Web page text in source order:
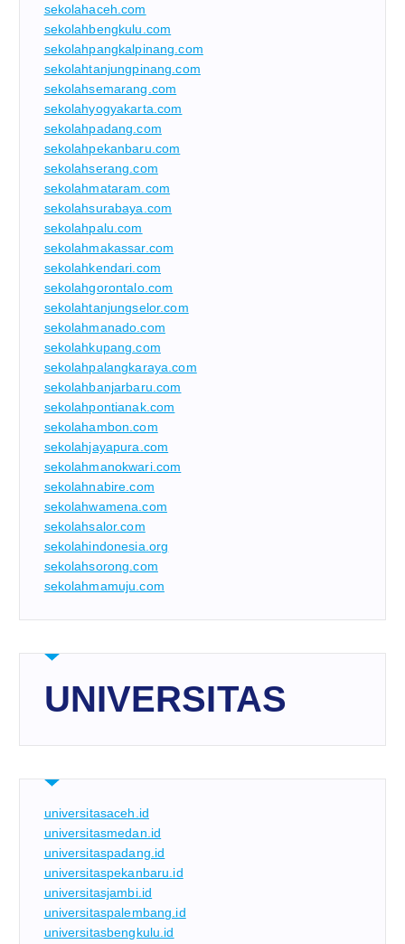
sekolahaceh.com
sekolahbengkulu.com
sekolahpangkalpinang.com
sekolahtanjungpinang.com
sekolahsemarang.com
sekolahyogyakarta.com
sekolahpadang.com
sekolahpekanbaru.com
sekolahserang.com
sekolahmataram.com
sekolahsurabaya.com
sekolahpalu.com
sekolahmakassar.com
sekolahkendari.com
sekolahgorontalo.com
sekolahtanjungselor.com
sekolahmanado.com
sekolahkupang.com
sekolahpalangkaraya.com
sekolahbanjarbaru.com
sekolahpontianak.com
sekolahambon.com
sekolahjayapura.com
sekolahmanokwari.com
sekolahnabire.com
sekolahwamena.com
sekolahsalor.com
sekolahindonesia.org
sekolahsorong.com
sekolahmamuju.com
UNIVERSITAS
universitasaceh.id
universitasmedan.id
universitaspadang.id
universitaspekanbaru.id
universitasjambi.id
universitaspalembang.id
universitasbengkulu.id